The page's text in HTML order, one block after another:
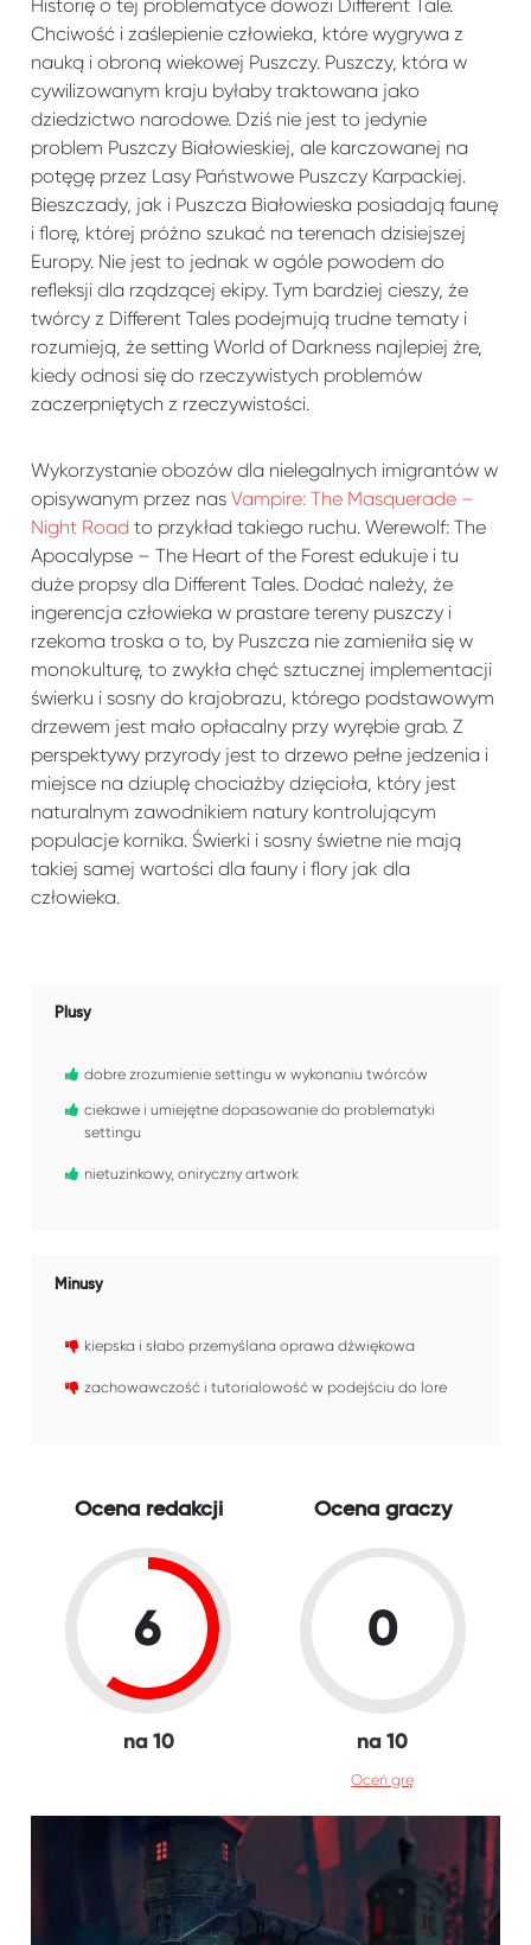
Historię o tej problematyce dowozi Different Tale.
Chciwość i zaślepienie człowieka, które wygrywa z
nauką i obroną wiekowej Puszczy. Puszczy, która w
cywilizowanym kraju byłaby traktowana jako
dziedzictwo narodowe. Dziś nie jest to jedynie
problem Puszczy Białowieskiej, ale karczowanej na
potęgę przez Lasy Państwowe Puszczy Karpackiej.
Bieszczady, jak i Puszcza Białowieska posiadają faunę
i florę, której próżno szukać na terenach dzisiejszej
Europy. Nie jest to jednak w ogóle powodem do
refleksji dla rządzącej ekipy. Tym bardziej cieszy, że
twórcy z Different Tales podejmują trudne tematy i
rozumieją, że setting World of Darkness najlepiej żre,
kiedy odnosi się do rzeczywistych problemów
zaczerpniętych z rzeczywistości.
Wykorzystanie obozów dla nielegalnych imigrantów w
opisywanym przez nasVampire: The Masquerade –
Night Road to przykład takiego ruchu. Werewolf: The
Apocalypse – The Heart of the Forest edukuje i tu
duże propsy dla Different Tales. Dodać należy, że
ingerencja człowieka w prastare tereny puszczy i
rzekoma troska o to, by Puszcza nie zamieniła się w
monokulturę, to zwykła chęć sztucznej implementacji
świerku i sosny do krajobrazu, którego podstawowym
drzewem jest mało opłacalny przy wyrębie grab. Z
perspektywy przyrody jest to drzewo pełne jedzenia i
miejsce na dziuplę chociażby dzięcioła, który jest
naturalnym zawodnikiem natury kontrolującym
populacje kornika. Świerki i sosny świetne nie mają
takiej samej wartości dla fauny i flory jak dla
człowieka.
Ocena redakcji
6
na 10
Ocena graczy
0
na 10
Oceń grę
Plusy
dobre zrozumienie settingu w wykonaniu twórców
ciekawe i umiejętne dopasowanie do problematyki
settingu
nietuzinkowy, oniryczny artwork
Minusy
kiepska i słabo przemyślana oprawa dźwiękowa
zachowawczość i tutorialowość w podejściu do lore